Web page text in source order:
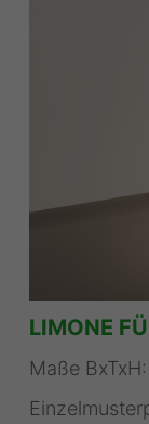
LIMONE
Maße